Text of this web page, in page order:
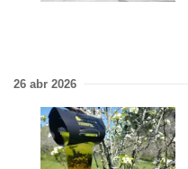
26 abr 2026